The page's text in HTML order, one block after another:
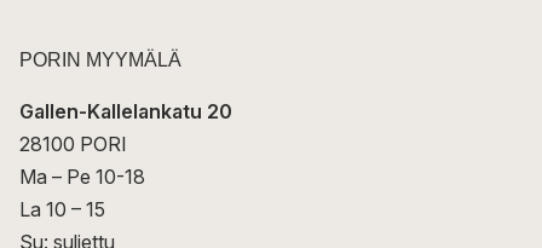
PORIN MYYMÄLÄ
Gallen-Kallelankatu 20
28100 PORI
Ma – Pe 10-18
La 10 – 15
Su: suljettu